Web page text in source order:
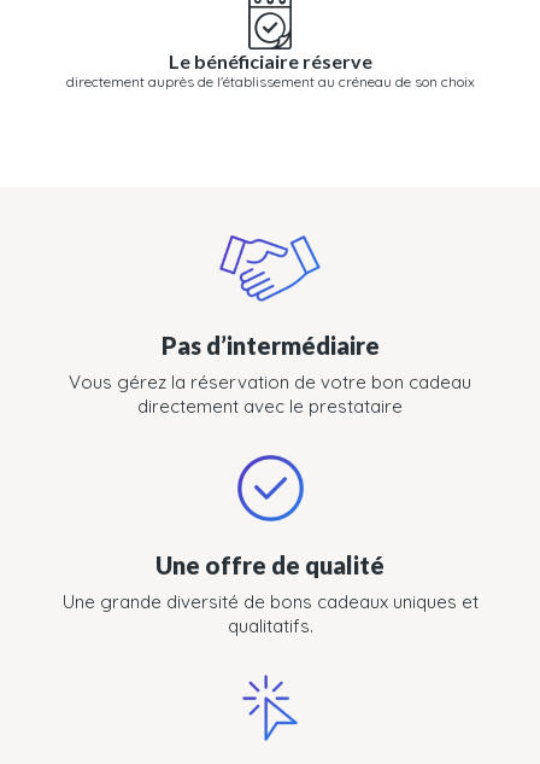
Le bénéficiaire réserve
directement auprès de l'établissement au créneau de son choix
Pas d’intermédiaire
Vous gérez la réservation de votre bon cadeau
directement avec le prestataire
Une offre de qualité
Une grande diversité de bons cadeaux uniques et
qualitatifs.